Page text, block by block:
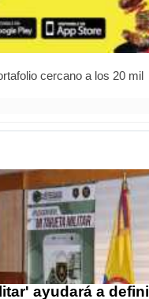
cercano a los 20 mil
ayudará a